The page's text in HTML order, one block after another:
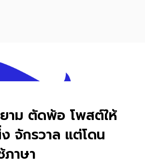
าม ตัดพ้อ โพสต์ให้
จักรวาล แต่โดน
ภาษา